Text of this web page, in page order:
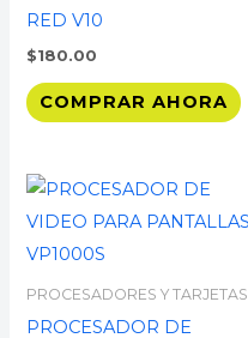
RED V10
$180.00
COMPRAR AHORA
PROCESADORES Y TARJETAS
PROCESADOR DE